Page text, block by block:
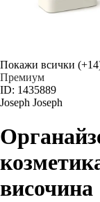
Покажи всички
Премиум
ID: 1435889
Joseph Joseph
височина